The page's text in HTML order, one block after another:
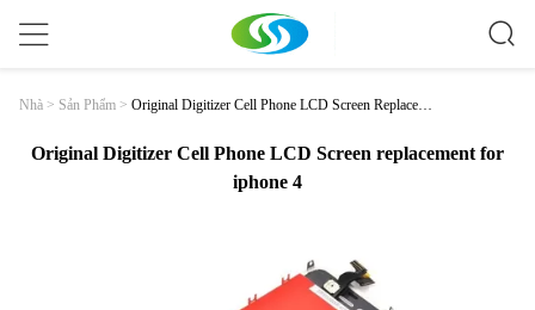
Nhà > Sản Phẩm > Original Digitizer Cell Phone LCD Screen Replaceme
Original Digitizer Cell Phone LCD Screen replacement for
iphone 4